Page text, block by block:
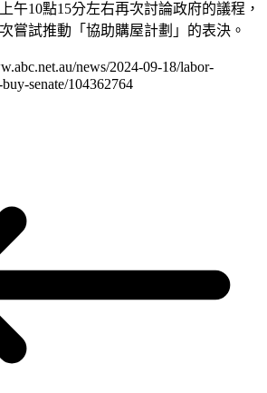
午10點15分左右再次討論政府的議程，
嘗試推動「協助購屋計劃」的表決。
news/2024-09-18/labor-
senate/104362764